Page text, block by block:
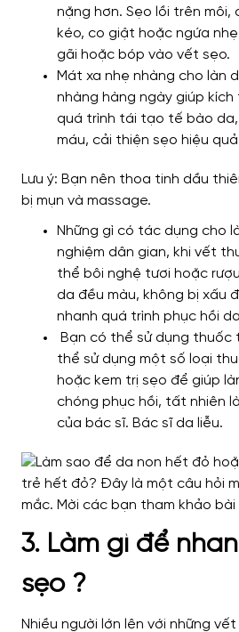
nặng hơn. Sẹo lồi trên
kéo, co giật hoặc ngứa
gãi hoặc bóp vào vết sẹo.
Mát xa nhẹ nhàng cho làn
nhàng hàng ngày giúp
quá trình tái tạo tế bào
máu, cải thiện sẹo hiệu
Lưu ý: Bạn nên thoa tinh dầu
bị mụn và massage.
Những gì có tác dụng cho
nghiệm dân gian, khi vết
thể bôi nghệ tươi hoặc
da đều màu, không bị xấu
nhanh quá trình phục hồi
Bạn có thể sử dụng thuốc
thể sử dụng một số loại
hoặc kem trị sẹo để giúp
chóng phục hồi, tất nhiên
của bác sĩ. Bác sĩ da liễu.
3. Làm gì để
sẹo ?
Nhiều người lớn lên với những